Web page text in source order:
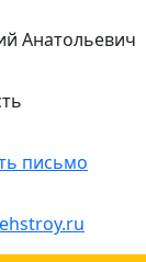
Анатольевич
письмо